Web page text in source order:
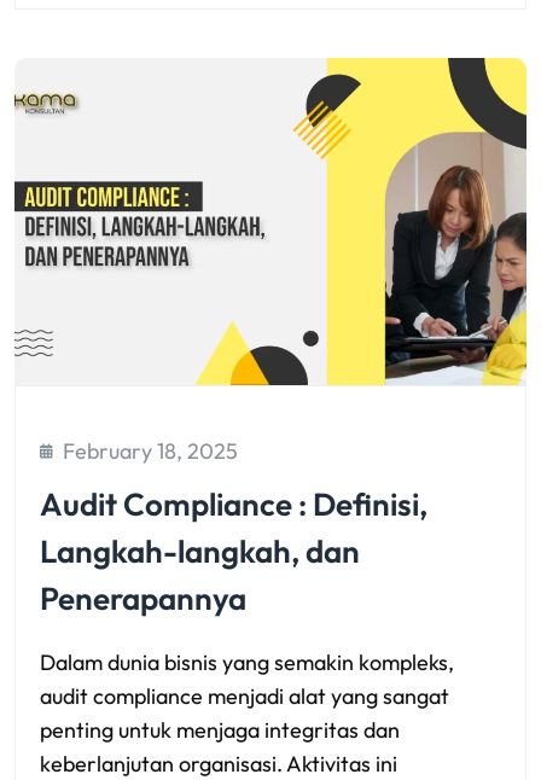
February 18, 2025
Audit Compliance : Definisi,
Langkah-langkah, dan
Penerapannya
Dalam dunia bisnis yang semakin kompleks,
audit compliance menjadi alat yang sangat
penting untuk menjaga integritas dan
keberlanjutan organisasi. Aktivitas ini